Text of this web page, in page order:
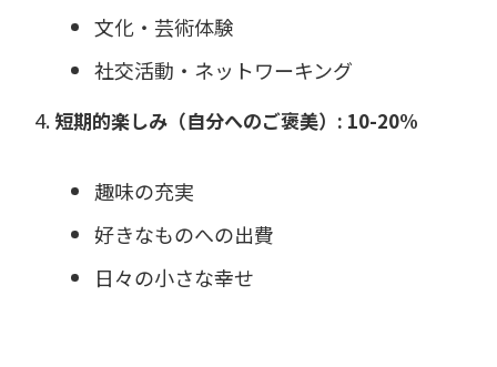
文化・芸術体験
社交活動・ネットワーキング
短期的楽しみ（自分へのご褒美）: 10-20%
趣味の充実
好きなものへの出費
日々の小さな幸せ